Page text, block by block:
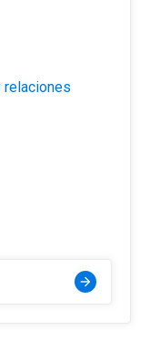
arrow_forward